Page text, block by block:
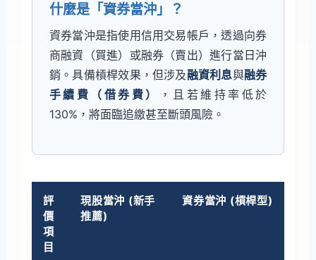
什麼是「資券當沖」？
資券當沖是指使用信用交易帳戶，透過向券
商融資（買進）或融券（賣出）進行當日沖
銷。具備槓桿效果，但涉及融資利息與融券
手續費（借券費）
，且若維持率低於
130%，將面臨追繳甚至斷頭風險。
評
價
項
目
現股當沖 (新手
推薦)
資券當沖 (槓桿型)